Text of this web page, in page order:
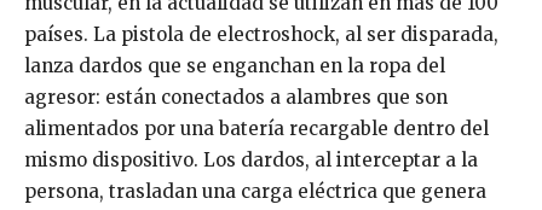
países. La pistola de electroshock, al ser disparada,
lanza dardos que se enganchan en la ropa del
agresor: están conectados a alambres que son
alimentados por una batería recargable dentro del
mismo dispositivo. Los dardos, al interceptar a la
persona, trasladan una carga eléctrica que genera